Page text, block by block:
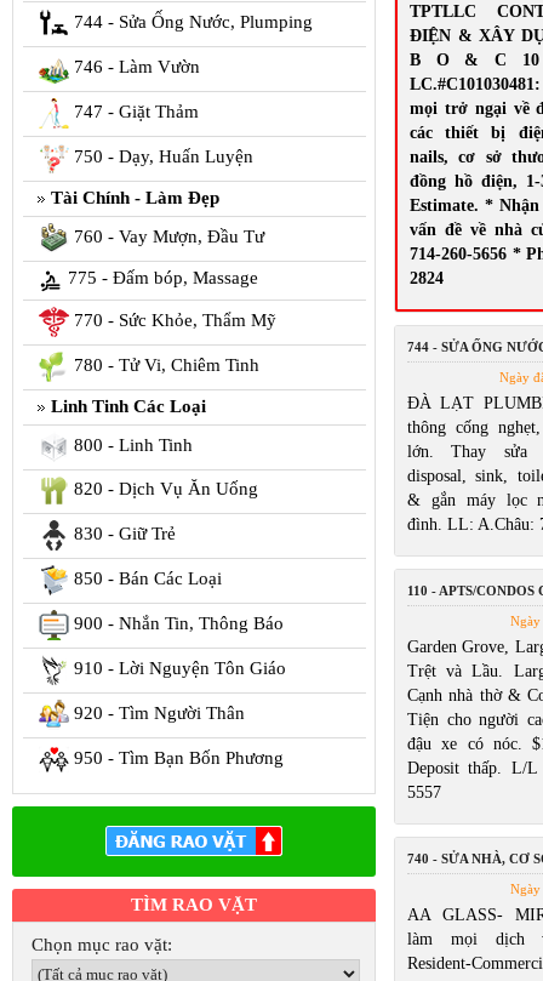
744 - Sửa Ống Nước, Plumping
746 - Làm Vườn
747 - Giặt Thảm
750 - Dạy, Huấn Luyện
Tài Chính - Làm Đẹp
760 - Vay Mượn, Đầu Tư
775 - Đấm bóp, Massage
770 - Sức Khỏe, Thẩm Mỹ
780 - Tử Vi, Chiêm Tinh
Linh Tinh Các Loại
800 - Linh Tinh
820 - Dịch Vụ Ăn Uống
830 - Giữ Trẻ
850 - Bán Các Loại
900 - Nhắn Tin, Thông Báo
910 - Lời Nguyện Tôn Giáo
920 - Tìm Người Thân
950 - Tìm Bạn Bốn Phương
TÌM RAO VẶT
Chọn mục rao vặt:
TPTLLC
ĐIỆN & XÂY
B O & C 10
mọi trở ngại về
các thiết bị
nails, cơ sở
đồng hồ điện, 1-
Estimate. *
vấn đề về nhà
714-260-5656 *
2824
744 - SỬA ỐNG
Ngày
ĐÀ LẠT
thông cống
lớn. Thay sửa
disposal, sink,
& gắn máy lọc
đình. LL: A.Châu:
110 - APTS/CONDOS
Ngày
Garden Grove,
Trệt và Lầu.
Cạnh nhà thờ &
Tiện cho người
đậu xe có nóc.
Deposit thấp. L/
5557
740 - SỬA NHÀ, CƠ
Ngày
AA GLASS-
làm mọi dịch
Resident-